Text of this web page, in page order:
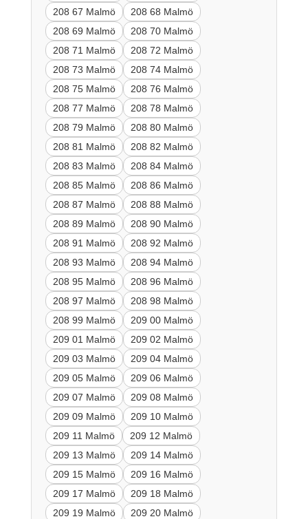
208 67 Malmö
208 68 Malmö
208 69 Malmö
208 70 Malmö
208 71 Malmö
208 72 Malmö
208 73 Malmö
208 74 Malmö
208 75 Malmö
208 76 Malmö
208 77 Malmö
208 78 Malmö
208 79 Malmö
208 80 Malmö
208 81 Malmö
208 82 Malmö
208 83 Malmö
208 84 Malmö
208 85 Malmö
208 86 Malmö
208 87 Malmö
208 88 Malmö
208 89 Malmö
208 90 Malmö
208 91 Malmö
208 92 Malmö
208 93 Malmö
208 94 Malmö
208 95 Malmö
208 96 Malmö
208 97 Malmö
208 98 Malmö
208 99 Malmö
209 00 Malmö
209 01 Malmö
209 02 Malmö
209 03 Malmö
209 04 Malmö
209 05 Malmö
209 06 Malmö
209 07 Malmö
209 08 Malmö
209 09 Malmö
209 10 Malmö
209 11 Malmö
209 12 Malmö
209 13 Malmö
209 14 Malmö
209 15 Malmö
209 16 Malmö
209 17 Malmö
209 18 Malmö
209 19 Malmö
209 20 Malmö